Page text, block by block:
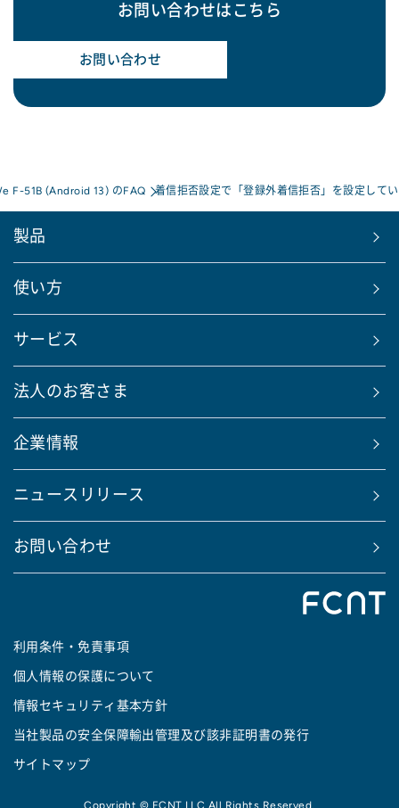
お問い合わせはこちら
お問い合わせ
F-51B (Android 13) のFAQ 着信拒否設定で「登録外着信拒否」を設定して
製品
使い方
サービス
法人のお客さま
企業情報
ニュースリリース
お問い合わせ
利用条件・免責事項
個人情報の保護について
情報セキュリティ基本方針
当社製品の安全保障輸出管理及び該非証明書の発行
サイトマップ
Copyright © FCNT LLC All Rights Reserved.